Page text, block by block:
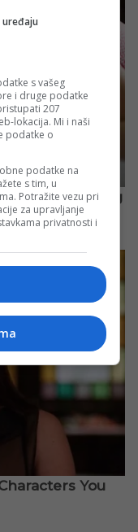
s vašeg
i druge podatke
207
lokacija. Mi i naši
podatke o
podatke na
s tim, u
Potražite vezu pri
za upravljanje
privatnosti i